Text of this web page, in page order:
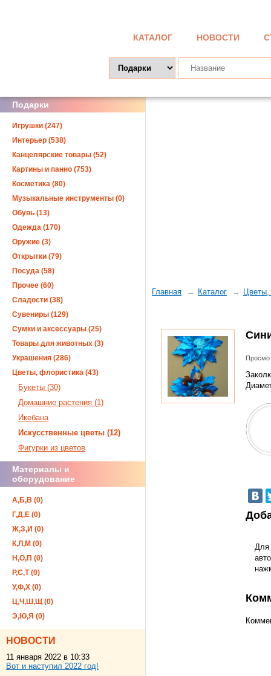
КАТАЛОГ НОВОСТИ
Главная Каталог Цветы,
Для
Подарки
Игрушки (247)
Интерьер (538)
Канцелярские товары (52)
Картины и панно (753)
Косметика (80)
Музыкальные инструменты (0)
Обувь (13)
Одежда (170)
Оружие (3)
Открытки (79)
Посуда (58)
Прочее (60)
Сладости (38)
Сувениры (129)
Сумки и аксессуары (25)
Товары для животных (3)
Украшения (286)
Цветы, флористика (43)
Букеты (30)
Домашние растения (1)
Икебана
Искусственные цветы (12)
Фигурки из цветов
Материалы и
оборудование
А,Б,В (0)
Г,Д,Е (0)
Ж,З,И (0)
К,Л,М (0)
Н,О,П (0)
Р,С,Т (0)
У,Ф,Х (0)
Ц,Ч,Ш,Щ (0)
Э,Ю,Я (0)
НОВОСТИ
11 января 2022 в 10:33
Вот и наступил 2022 год!